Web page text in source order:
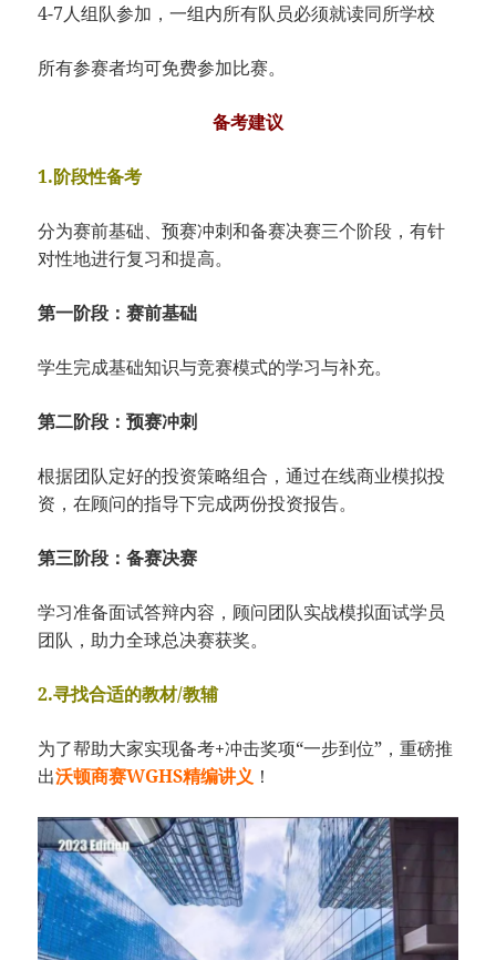
4-7人组队参加，一组内所有队员必须就读同所学校
所有参赛者均可免费参加比赛。
备考建议
1.阶段性备考
分为赛前基础、预赛冲刺和备赛决赛三个阶段，有针
对性地进行复习和提高。
第一阶段：赛前基础
学生完成基础知识与竞赛模式的学习与补充。
第二阶段：预赛冲刺
根据团队定好的投资策略组合，通过在线商业模拟投
资，在顾问的指导下完成两份投资报告。
第三阶段：备赛决赛
学习准备面试答辩内容，顾问团队实战模拟面试学员
团队，助力全球总决赛获奖。
2.寻找合适的教材/教辅
为了帮助大家实现备考+冲击奖项“一步到位”，重磅推
出沃顿商赛WGHS精编讲义 ！